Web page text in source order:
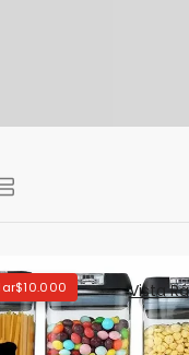
Vista